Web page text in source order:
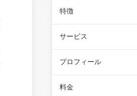
特徴
サービス
プロフィール
料金